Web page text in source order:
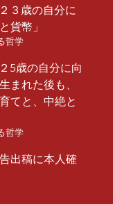
３歳の自分に
貨幣」
哲学
5歳の自分に向
まれた後も、
てと、中絶と
哲学
出稿に本人確